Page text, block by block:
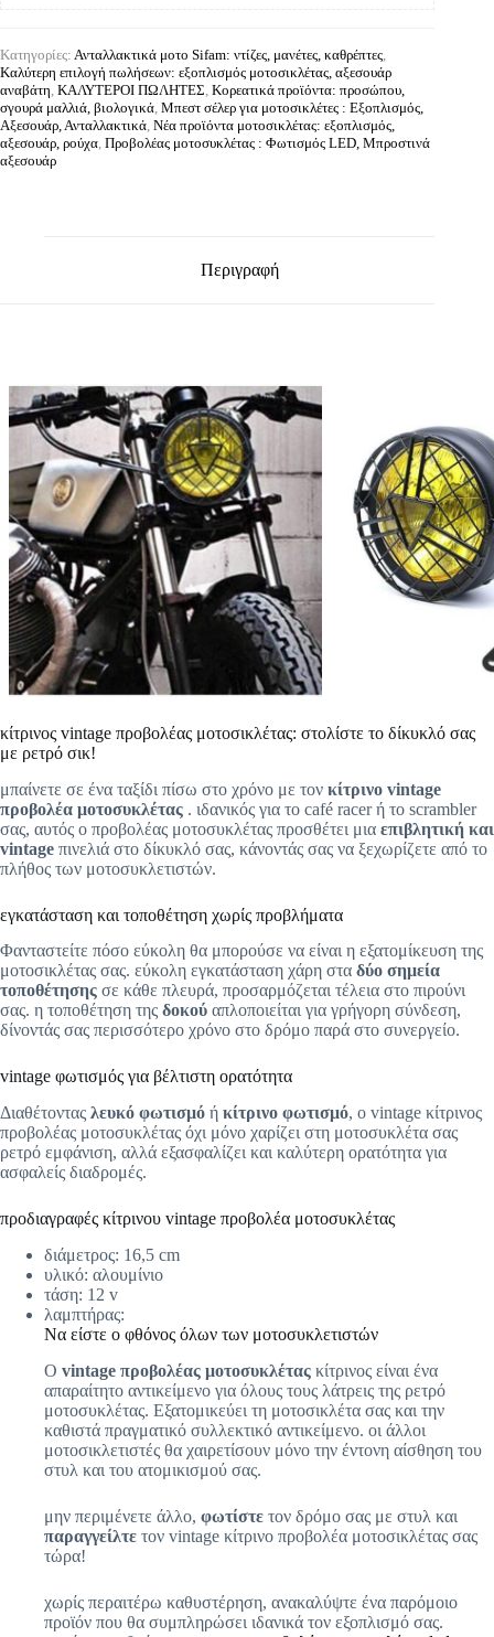
Κατηγορίες: Ανταλλακτικά μοτο Sifam: ντίζες, μανέτες, καθρέπτες,
Καλύτερη επιλογή πωλήσεων: εξοπλισμός μοτοσικλέτας, αξεσουάρ
αναβάτη, ΚΑΛΥΤΕΡΟΙ ΠΩΛΗΤΕΣ, Κορεατικά προϊόντα: προσώπου,
σγουρά μαλλιά, βιολογικά, Μπεστ σέλερ για μοτοσικλέτες : Εξοπλισμός,
Αξεσουάρ, Ανταλλακτικά, Νέα προϊόντα μοτοσικλέτας: εξοπλισμός,
αξεσουάρ, ρούχα, Προβολέας μοτοσυκλέτας : Φωτισμός LED, Μπροστινά
αξεσουάρ
Περιγραφή
κίτρινος vintage προβολέας μοτοσικλέτας: στολίστε το δίκυκλό σας
με ρετρό σικ!
μπαίνετε σε ένα ταξίδι πίσω στο χρόνο με τον κίτρινο vintage
προβολέα μοτοσυκλέτας . ιδανικός για το café racer ή το scrambler
σας, αυτός ο προβολέας μοτοσυκλέτας προσθέτει μια επιβλητική και
vintage πινελιά στο δίκυκλό σας, κάνοντάς σας να ξεχωρίζετε από το
πλήθος των μοτοσυκλετιστών.
εγκατάσταση και τοποθέτηση χωρίς προβλήματα
Φανταστείτε πόσο εύκολη θα μπορούσε να είναι η εξατομίκευση της
μοτοσικλέτας σας. εύκολη εγκατάσταση χάρη στα δύο σημεία
τοποθέτησης σε κάθε πλευρά, προσαρμόζεται τέλεια στο πιρούνι
σας. η τοποθέτηση της δοκού απλοποιείται για γρήγορη σύνδεση,
δίνοντάς σας περισσότερο χρόνο στο δρόμο παρά στο συνεργείο.
vintage φωτισμός για βέλτιστη ορατότητα
Διαθέτοντας λευκό φωτισμό ή κίτρινο φωτισμό, ο vintage κίτρινος
προβολέας μοτοσυκλέτας όχι μόνο χαρίζει στη μοτοσυκλέτα σας
ρετρό εμφάνιση, αλλά εξασφαλίζει και καλύτερη ορατότητα για
ασφαλείς διαδρομές.
προδιαγραφές κίτρινου vintage προβολέα μοτοσυκλέτας
διάμετρος: 16,5 cm
υλικό: αλουμίνιο
τάση: 12 v
λαμπτήρας:
Να είστε ο φθόνος όλων των μοτοσυκλετιστών
Ο vintage προβολέας μοτοσυκλέτας κίτρινος είναι ένα
απαραίτητο αντικείμενο για όλους τους λάτρεις της ρετρό
μοτοσυκλέτας. Εξατομικεύει τη μοτοσικλέτα σας και την
καθιστά πραγματικό συλλεκτικό αντικείμενο. οι άλλοι
μοτοσικλετιστές θα χαιρετίσουν μόνο την έντονη αίσθηση του
στυλ και του ατομικισμού σας.
μην περιμένετε άλλο, φωτίστε τον δρόμο σας με στυλ και
παραγγείλτε τον vintage κίτρινο προβολέα μοτοσικλέτας σας
τώρα!
χωρίς περαιτέρω καθυστέρηση, ανακαλύψτε ένα παρόμοιο
προϊόν που θα συμπληρώσει ιδανικά τον εξοπλισμό σας.